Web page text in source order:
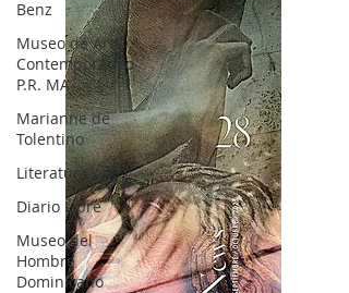
Benz
Museo de Arte
Contemporáneo
P.R. MA
Marianne de
Tolentino
Literatura
Diario Libre
Museo del
Hombre
Dominicano